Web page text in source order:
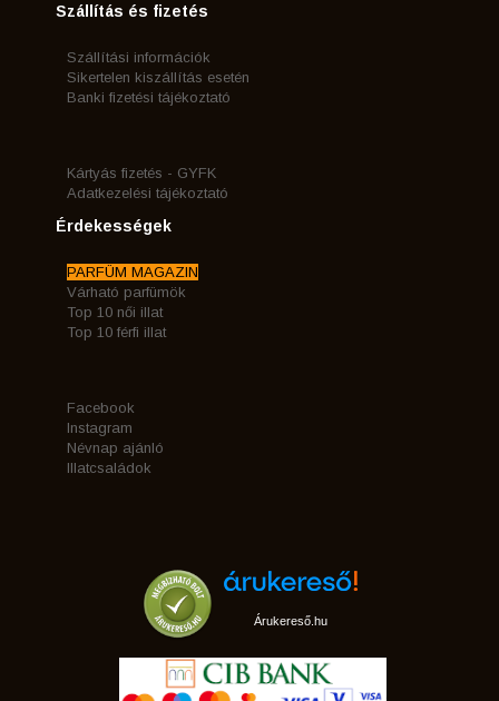
Szállítás és fizetés
Szállítási információk
Sikertelen kiszállítás esetén
Banki fizetési tájékoztató
Kártyás fizetés - GYFK
Adatkezelési tájékoztató
Érdekességek
PARFÜM MAGAZIN
Várható parfümök
Top 10 női illat
Top 10 férfi illat
Facebook
Instagram
Névnap ajánló
Illatcsaládok
Árukereső.hu